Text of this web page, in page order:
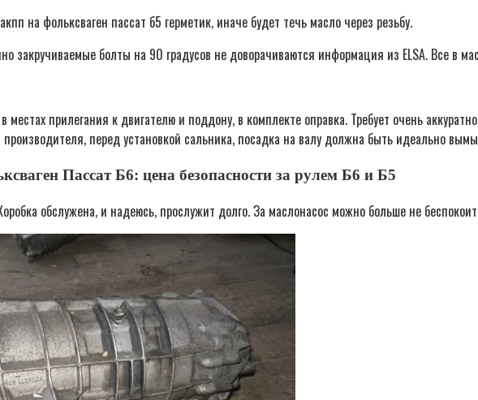
на фольксваген пассат б5 герметик, иначе будет течь масло через резьбу.
закручиваемые болты на 90 градусов не доворачиваются информация из ELSA. Все в
местах прилегания к двигателю и поддону, в комплекте оправка. Требует очень
перед установкой сальника, посадка на валу должна быть идеально
Пассат Б6: цена безопасности за рулем Б6 и Б5
обслужена, и надеюсь, прослужит долго. За маслонасос можно больше не